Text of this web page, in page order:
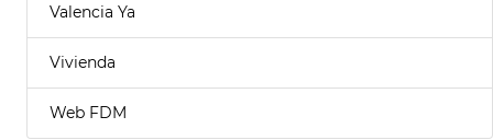
Valencia Ya
Vivienda
Web FDM